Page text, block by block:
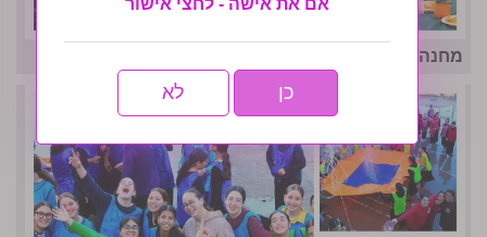
מחנה אחות המסורתי נפתח בסערה- גלריה שניה
כן לא